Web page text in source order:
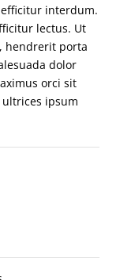
interdum.
lectus. Ut
hendrerit porta
dolor
orci sit
ipsum